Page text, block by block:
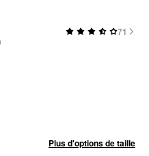
71
Plus d'options de taille